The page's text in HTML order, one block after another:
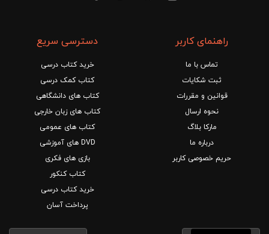
راهنمای کاربر
تماس با ما
ثبت شکایات
قوانین و مقررات
نحوه ارسال
مارکا بلاگ
درباره ما
حریم خصوصی کاربر
دسترسی سریع
خرید کتاب درسی
کتاب کمک درسی
کتاب های دانشگاهی
کتاب های زبان خارجی
کتاب های عمومی
DVD های آموزشی
بازی های فکری
کتاب کنکور
خرید کتاب درسی
پرداخت آسان